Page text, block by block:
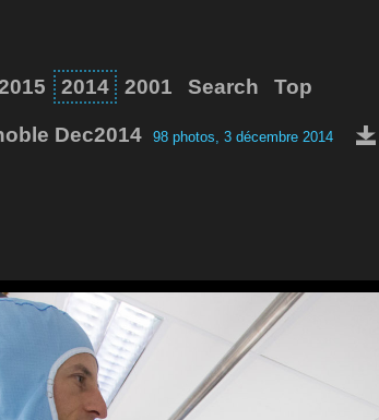
2014 2001 Search Top
Dec2014 98 photos, 3 décembre 2014